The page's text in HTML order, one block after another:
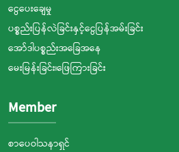
ငွေပေးချေမှု
ပစ္စည်းပြန်လဲခြင်းနှင့်ငွေပြန်အမ်းခြင်း
အော်ဒါပစ္စည်းအခြေအနေ
မေးမြန်းခြင်း၊ဖြေကြားခြင်း
Member
စာပေဝါသနာရှင်